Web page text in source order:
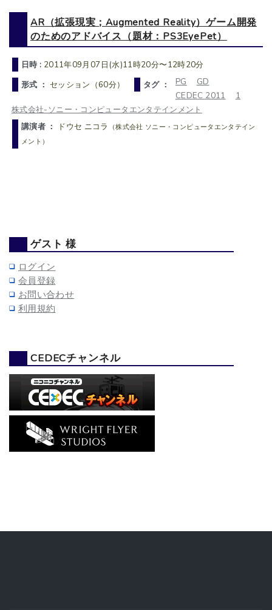
AR（拡張現実；Augmented Reality）ゲーム開発
のためのアドバイス（題材：PS3EyePet）
日時 : 2011年09月07日(水)11時20分〜12時20分
形式 ： セッション（60分） タグ ： PG
GD
CEDEC 2011
1
株式会社-ソニー・コンピュータエンタテインメント
講演者 ：
ドウセ ニコラ
（株式会社 ソニー・コンピュータエンタテイン
メント）
ゲスト 様
ログイン
会員登録
お問い合わせ
利用規約
CEDECチャンネル